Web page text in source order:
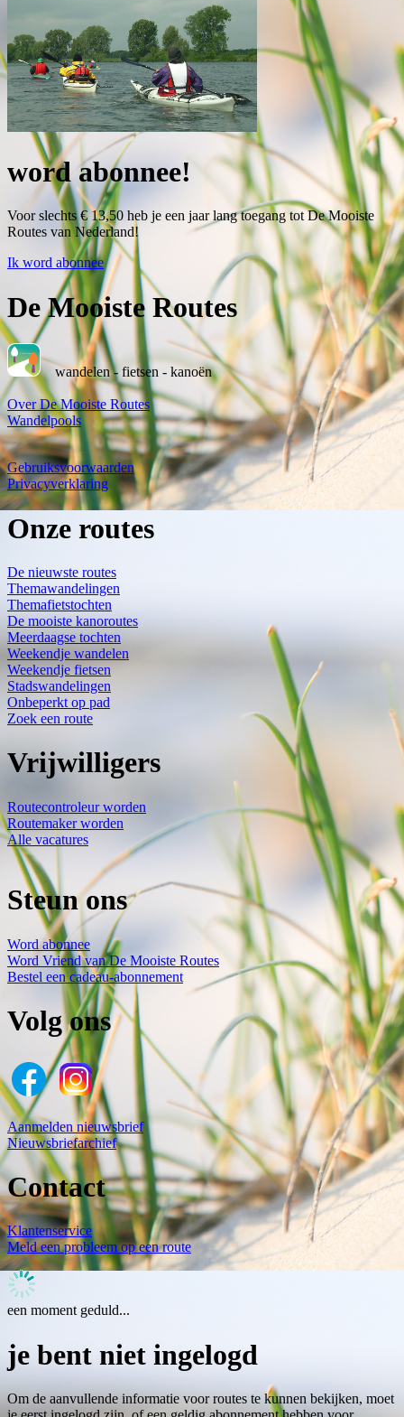
word abonnee!
Voor slechts € 13,50 heb je een jaar lang toegang tot De Mooiste
Routes van Nederland!
Ik word abonnee
De Mooiste Routes
wandelen - fietsen - kanoën
Over De Mooiste Routes
Wandelpools
Gebruiksvoorwaarden
Privacyverklaring
Onze routes
De nieuwste routes
Themawandelingen
Themafietstochten
De mooiste kanoroutes
Meerdaagse tochten
Weekendje wandelen
Weekendje fietsen
Stadswandelingen
Onbeperkt op pad
Zoek een route
Vrijwilligers
Routecontroleur worden
Routemaker worden
Alle vacatures
Steun ons
Word abonnee
Word Vriend van De Mooiste Routes
Bestel een cadeau-abonnement
Volg ons
Aanmelden nieuwsbrief
Nieuwsbriefarchief
Contact
Klantenservice
Meld een probleem op een route
een moment geduld...
je bent niet ingelogd
Om de aanvullende informatie voor routes te kunnen bekijken, moet